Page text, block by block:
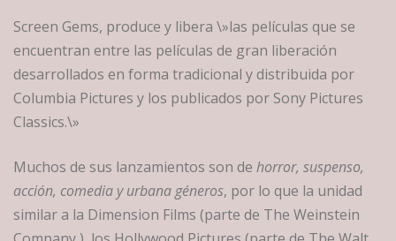
Screen Gems, produce y libera \»las películas que se
encuentran entre las películas de gran liberación
desarrollados en forma tradicional y distribuida por
Columbia Pictures y los publicados por Sony Pictures
Classics.\»
Muchos de sus lanzamientos son de horror, suspenso,
acción, comedia y urbana géneros, por lo que la unidad
similar a la Dimension Films (parte de The Weinstein